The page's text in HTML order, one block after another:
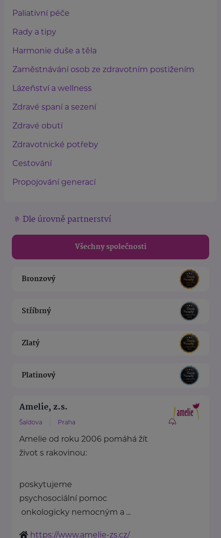
Paliativní péče
Rady a tipy
Harmonie duše a těla
Zaměstnávání osob ze zdravotním postižením
Lázeňství a wellness
Zdravé spaní a sezení
Zdravé obutí
Zdravotnické potřeby
Cestování
Propojování generací
Dle úrovně partnerství
Všechny společnosti
Bronzový
Stříbrný
Zlatý
Platinový
Amelie, z.s.
Šaldova Praha
Amelie od roku 2006 pomáhá žít
život s rakovinou:
poskytujeme
psychosociální pomoc
onkologicky nemocným a ...
https://www.amelie-zs.cz/